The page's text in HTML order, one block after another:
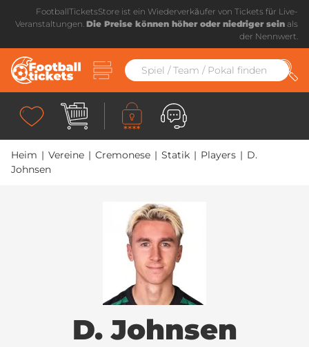
FootballTicketsStore ist ein Wiederverkäufer von Tickets für Live-
Veranstaltungen. Die Preise können höher oder niedriger sein als
der Nennwert.
Heim | Vereine | Cremonese | Statik | Players | D.
Johnsen
D. Johnsen